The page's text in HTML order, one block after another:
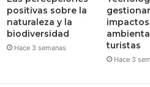
positivas sobre la
naturaleza y la
biodiversidad
Hace 3 semanas
impactos
turistas
Hace 3